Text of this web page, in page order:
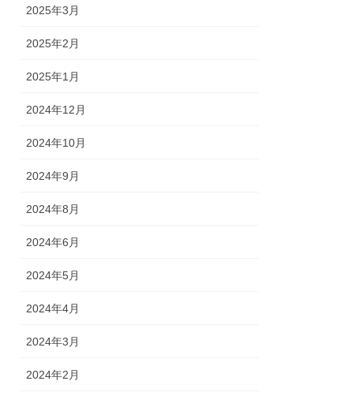
2025年3月
2025年2月
2025年1月
2024年12月
2024年10月
2024年9月
2024年8月
2024年6月
2024年5月
2024年4月
2024年3月
2024年2月